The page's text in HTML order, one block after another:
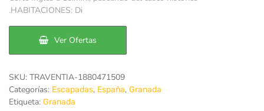
era:
166€.
es:
132€.
.HABITACIONES: Di
Ver Ofertas
SKU: TRAVENTIA-1880471509
Categorías: Escapadas, España, Granada
Etiqueta: Granada